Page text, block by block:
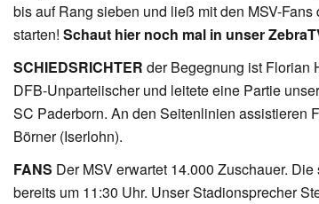
bis auf Rang sieben und ließ mit den MSV-
starten! Schaut hier noch mal in unser
SCHIEDSRICHTER der Begegnung ist Florian
DFB-Unparteiischer und leitete eine Partie
SC Paderborn. An den Seitenlinien assistieren
Börner (Iserlohn).
FANS Der MSV erwartet 14.000 Zuschauer.
bereits um 11:30 Uhr. Unser Stadionsprecher